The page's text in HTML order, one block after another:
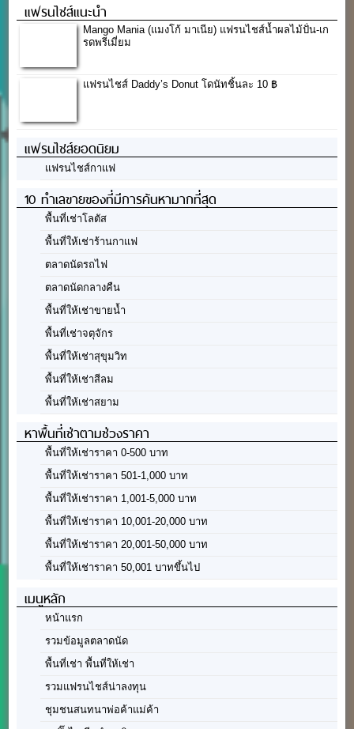
แฟรนไชส์แนะนำ
Mango Mania (แมงโก้ มาเนีย) แฟรนไชส์น้ำผลไม้ปั่น-เก
รดพรีเมี่ยม
แฟรนไชส์ Daddy’s Donut โดนัทชิ้นละ 10 ฿
แฟรนไชส์ยอดนิยม
แฟรนไชส์กาแฟ
10 ทำเลขายของที่มีการค้นหามากที่สุด
พื้นที่เช่าโลตัส
พื้นที่ให้เช่าร้านกาแฟ
ตลาดนัดรถไฟ
ตลาดนัดกลางคืน
พื้นที่ให้เช่าขายน้ำ
พื้นที่เช่าจตุจักร
พื้นที่ให้เช่าสุขุมวิท
พื้นที่ให้เช่าสีลม
พื้นที่ให้เช่าสยาม
หาพื้นที่เช่าตามช่วงราคา
พื้นที่ให้เช่าราคา 0-500 บาท
พื้นที่ให้เช่าราคา 501-1,000 บาท
พื้นที่ให้เช่าราคา 1,001-5,000 บาท
พื้นที่ให้เช่าราคา 10,001-20,000 บาท
พื้นที่ให้เช่าราคา 20,001-50,000 บาท
พื้นที่ให้เช่าราคา 50,001 บาทขึ้นไป
เมนูหลัก
หน้าแรก
รวมข้อมูลตลาดนัด
พื้นที่เช่า พื้นที่ให้เช่า
รวมแฟรนไชส์น่าลงทุน
ชุมชนสนทนาพ่อค้าแม่ค้า